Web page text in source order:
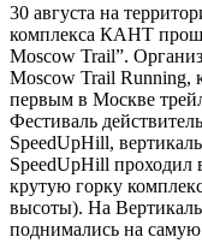
30 августа на
комплекса КАНТ
Moscow Trail”.
Moscow Trail Running,
первым в Москве
Фестиваль
SpeedUpHill,
SpeedUpHill проходил
крутую горку
высоты). На
поднимались на